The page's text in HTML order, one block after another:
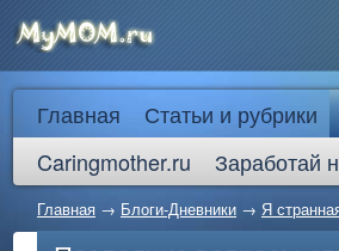
Главная Статьи и рубрики
Caringmother.ru
Заработай
Главная → Блоги-Дневники → Я